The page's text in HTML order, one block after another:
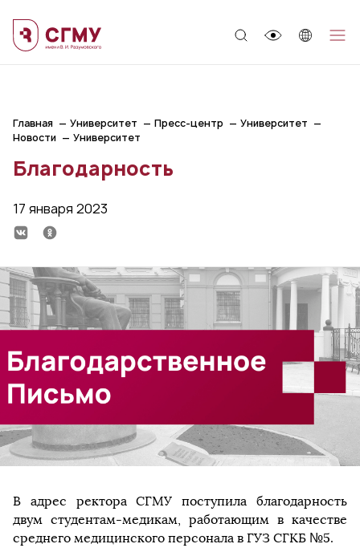
Главная Университет Пресс-центр
Университет
Новости
Университет
Благодарность
17 января 2023
В адрес ректора СГМУ поступила благодарность
двум студентам-медикам, работающим в качестве
среднего медицинского персонала в ГУЗ СГКБ №5.